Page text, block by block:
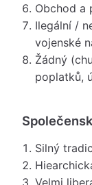
Obchod a
Ilegální /
vojenské
Žádný
poplatků,
Silný
Velmi